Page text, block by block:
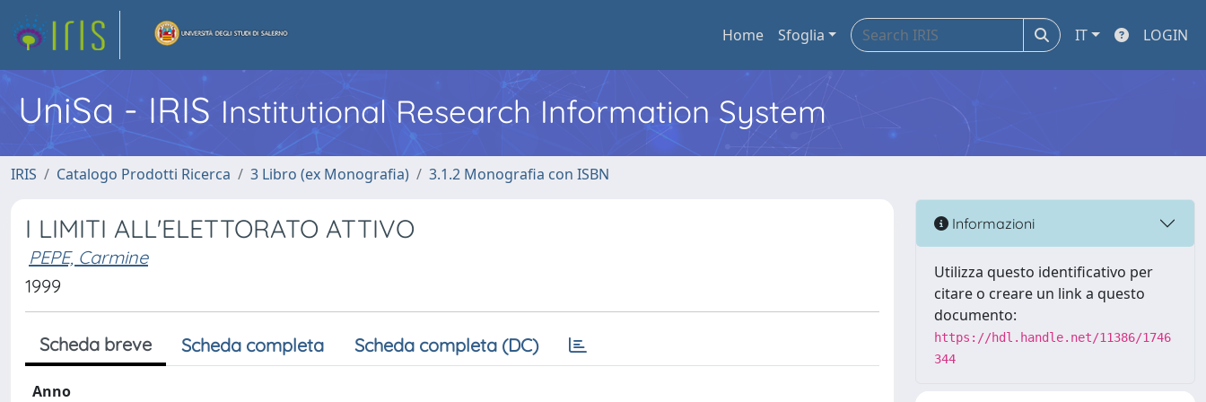
Home Sfoglia IT LOGIN
UniSa - IRIS Institutional Research Information System
IRIS Catalogo Prodotti Ricerca 3 Libro (ex Monografia) 3.1.2 Monografia con ISBN
I LIMITI ALL'ELETTORATO ATTIVO
PEPE, Carmine
1999
Scheda breve Scheda completa Scheda completa (DC)
Anno
Informazioni
Utilizza questo identificativo per
citare o creare un link a questo
documento:
https://hdl.handle.net/11386/1746
344